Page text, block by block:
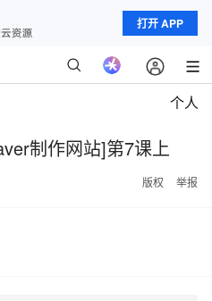
打开 APP
个人
制作网站]第7课上
版权 举报